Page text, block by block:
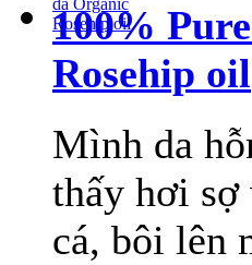
100%
Rosehip oil
Mình da
thấy hơi
cá, bôi lên